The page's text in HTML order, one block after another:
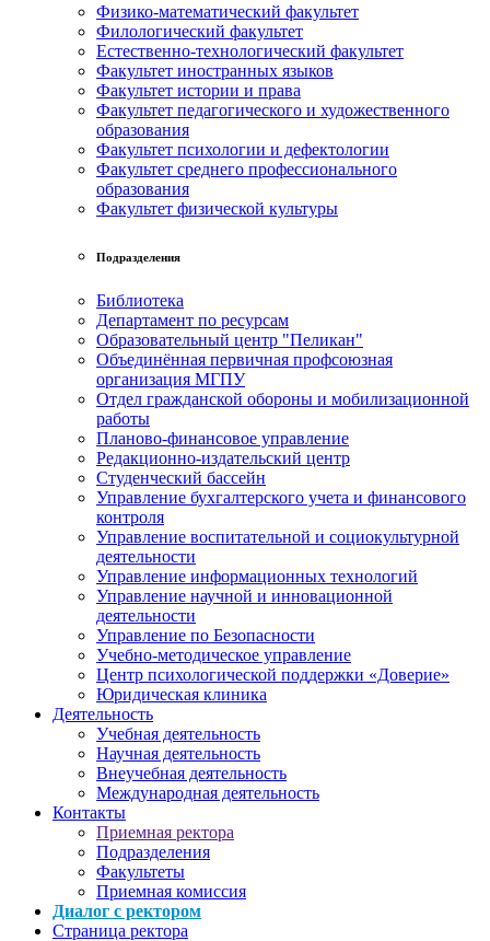
Физико-математический факультет
Филологический факультет
Естественно-технологический факультет
Факультет иностранных языков
Факультет истории и права
Факультет педагогического и художественного
образования
Факультет психологии и дефектологии
Факультет среднего профессионального
образования
Факультет физической культуры
Подразделения
Библиотека
Департамент по ресурсам
Образовательный центр "Пеликан"
Объединённая первичная профсоюзная
организация МГПУ
Отдел гражданской обороны и мобилизационной
работы
Планово-финансовое управление
Редакционно-издательский центр
Студенческий бассейн
Управление бухгалтерского учета и финансового
контроля
Управление воспитательной и социокультурной
деятельности
Управление информационных технологий
Управление научной и инновационной
деятельности
Управление по Безопасности
Учебно-методическое управление
Центр психологической поддержки «Доверие»
Юридическая клиника
Деятельность
Учебная деятельность
Научная деятельность
Внеучебная деятельность
Международная деятельность
Контакты
Приемная ректора
Подразделения
Факультеты
Приемная комиссия
Диалог с ректором
Страница ректора